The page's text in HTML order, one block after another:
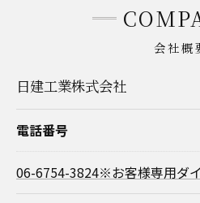
会社概
日建工業株式会社
電話番号
06-6754-3824※お客様専用ダ